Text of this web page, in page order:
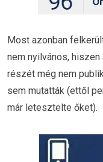
Most azonban
nem nyilvános,
részét még nem
sem mutatták (ettől
már letesztelte őket).